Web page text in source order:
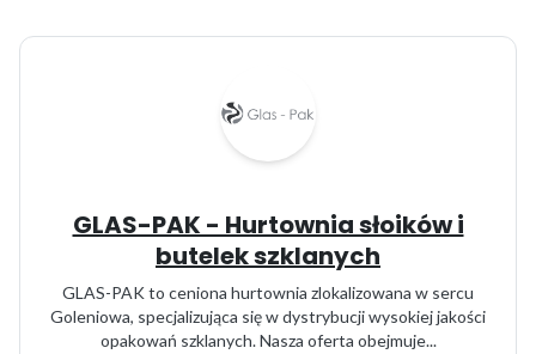
GLAS-PAK - Hurtownia słoików i
butelek szklanych
GLAS-PAK to ceniona hurtownia zlokalizowana w sercu
Goleniowa, specjalizująca się w dystrybucji wysokiej jakości
opakowań szklanych. Nasza oferta obejmuje...